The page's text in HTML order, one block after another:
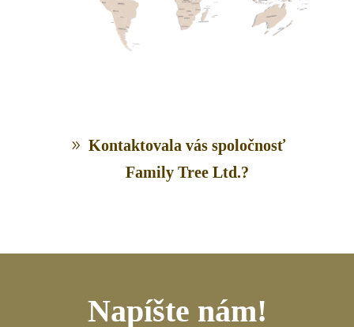
Kontaktovala vás spoločnosť
Family Tree Ltd.?
Napíšte nám!